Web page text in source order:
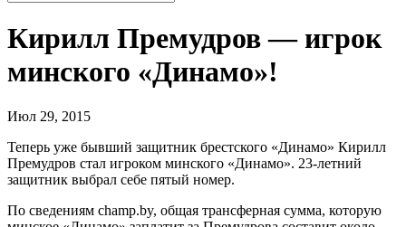
Кирилл Премудров — игрок
минского «Динамо»!
Июл 29, 2015
Теперь уже бывший защитник брестского «Динамо» Кирилл
Премудров стал игроком минского «Динамо». 23-летний
защитник выбрал себе пятый номер.
По сведениям champ.by, общая трансферная сумма, которую